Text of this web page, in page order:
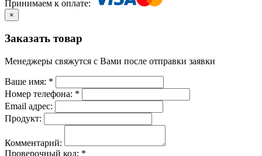
Принимаем к оплате:
×
Заказать товар
Менеджеры свяжутся с Вами после отправки заявки
Ваше имя: *
Номер телефона: *
Email адрес:
Продукт:
Комментарий:
Проверочный код: *